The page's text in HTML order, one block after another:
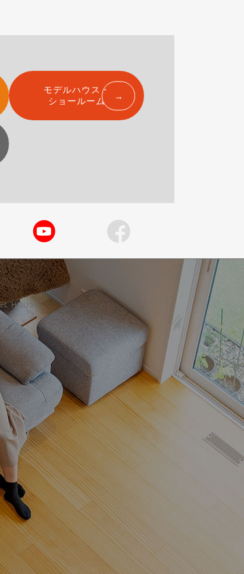
モデルハウス・
ショールーム
HOUSE